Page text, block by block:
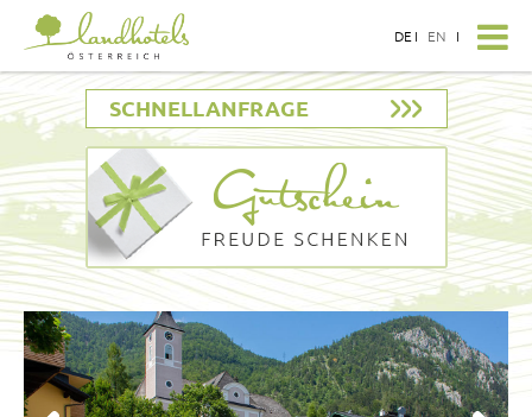
SCHNELLANFRAGE
DE I EN I